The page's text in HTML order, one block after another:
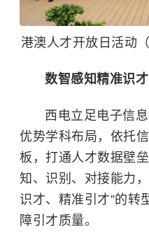
港澳人才开放日活动
数智感知精准识
西电立足电子信
优势学科布局，依托
板，打通人才数据壁
知、识别、对接能力
识才、精准引才”的转
障引才质量。